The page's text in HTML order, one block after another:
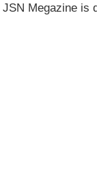
JSN Megazine is